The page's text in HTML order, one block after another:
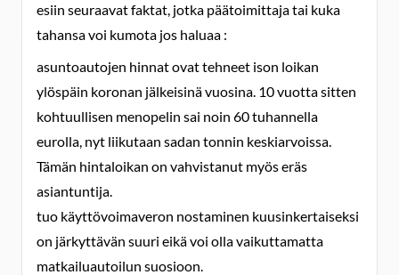
esiin seuraavat faktat, jotka päätoimittaja tai kuka
tahansa voi kumota jos haluaa :
asuntoautojen hinnat ovat tehneet ison loikan
ylöspäin koronan jälkeisinä vuosina. 10 vuotta sitten
kohtuullisen menopelin sai noin 60 tuhannella
eurolla, nyt liikutaan sadan tonnin keskiarvoissa.
Tämän hintaloikan on vahvistanut myös eräs
asiantuntija.
tuo käyttövoimaveron nostaminen kuusinkertaiseksi
on järkyttävän suuri eikä voi olla vaikuttamatta
matkailuautoilun suosioon.